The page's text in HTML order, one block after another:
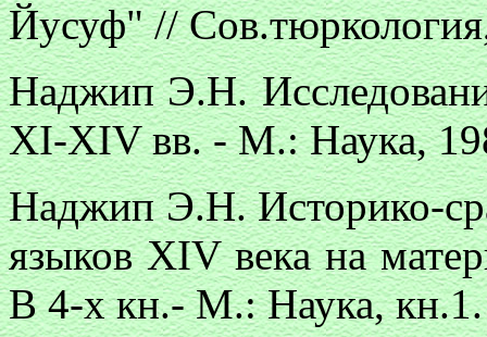
Йусуф" //
Наджип Э.Н.
ХI-ХIV вв. - М.: Наука,
Наджип Э.Н. Историко-
языков XIV века на
В 4-х кн.- М.: Наука,